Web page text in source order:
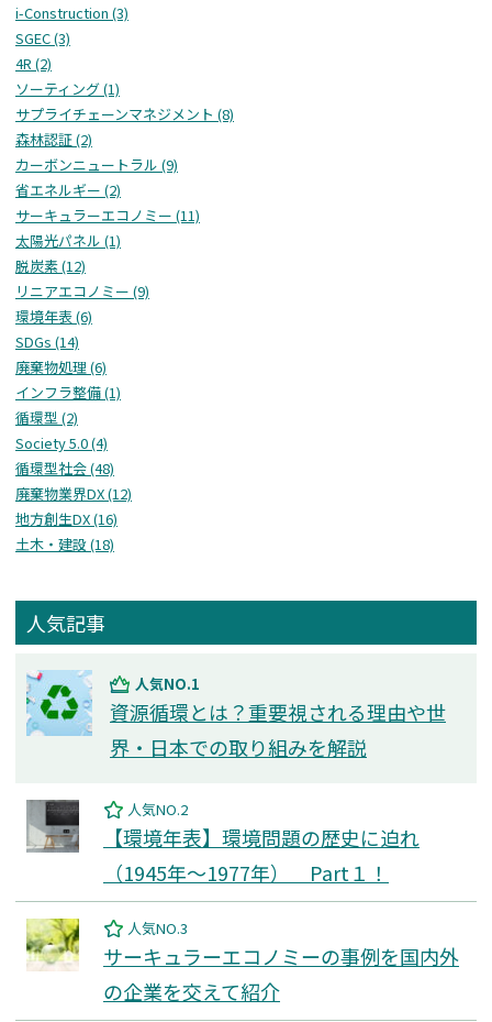
i-Construction (3)
SGEC (3)
4R (2)
ソーティング (1)
サプライチェーンマネジメント (8)
森林認証 (2)
カーボンニュートラル (9)
省エネルギー (2)
サーキュラーエコノミー (11)
太陽光パネル (1)
脱炭素 (12)
リニアエコノミー (9)
環境年表 (6)
SDGs (14)
廃棄物処理 (6)
インフラ整備 (1)
循環型 (2)
Society 5.0 (4)
循環型社会 (48)
廃棄物業界DX (12)
地方創生DX (16)
⼟⽊・建設 (18)
人気記事
人気NO.1
資源循環とは？重要視される理由や世
界・日本での取り組みを解説
人気NO.2
【環境年表】環境問題の歴史に迫れ
（1945年～1977年） Part１！
人気NO.3
サーキュラーエコノミーの事例を国内外
の企業を交えて紹介